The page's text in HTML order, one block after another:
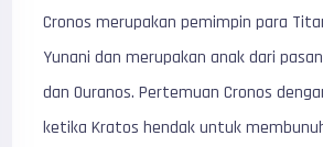
Cronos merupakan pemimpin para
Yunani dan merupakan anak dari
dan Ouranos. Pertemuan Cronos
ketika Kratos hendak untuk